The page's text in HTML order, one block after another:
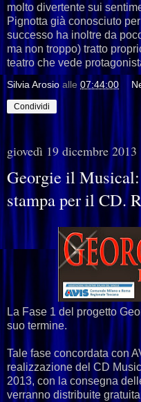
molto divertente sui
Pignotta già conosciuto
successo ha inoltre da
ma non troppo) tratto
teatro che vede
Silvia Arosio alle 07:44:00
Condividi
giovedì 19 dicembre 2013
Georgie il
stampa per il CD.
La Fase 1 del progetto
suo termine.
Tale fase concordata con
realizzazione del CD
2013, con la consegna
verranno distribuite